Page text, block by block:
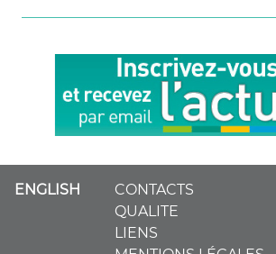
ENGLISH
CONTACTS
QUALITE
LIENS